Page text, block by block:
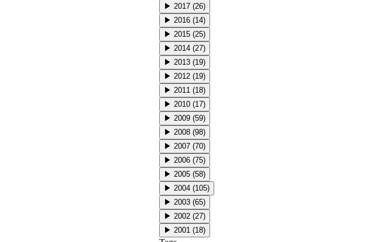
▶ 2017 (26)
▶ 2016 (14)
▶ 2015 (25)
▶ 2014 (27)
▶ 2013 (19)
▶ 2012 (19)
▶ 2011 (18)
▶ 2010 (17)
▶ 2009 (59)
▶ 2008 (98)
▶ 2007 (70)
▶ 2006 (75)
▶ 2005 (58)
▶ 2004 (105)
▶ 2003 (65)
▶ 2002 (27)
▶ 2001 (18)